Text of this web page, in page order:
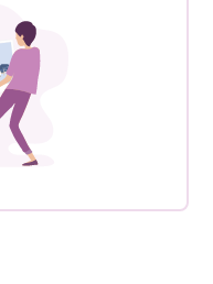
#sharemevidaxl